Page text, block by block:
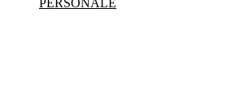
PERSONALE